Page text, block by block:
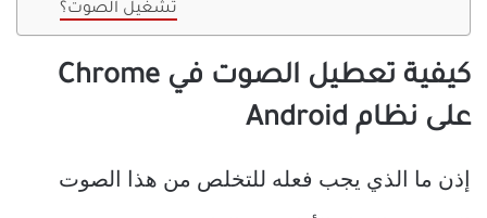
تشغيل الصوت؟
كيفية تعطيل الصوت في Chrome
على نظام Android
إذن ما الذي يجب فعله للتخلص من هذا الصوت